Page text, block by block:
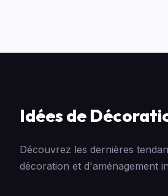
Idées de
Découvrez les dernières
décoration et d'aménagement